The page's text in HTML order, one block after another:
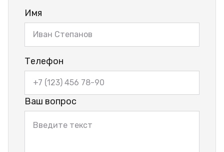
Имя
Телефон
Ваш вопрос